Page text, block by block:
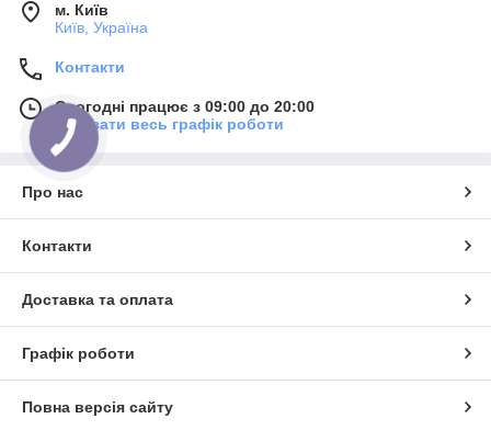
м. Київ
Київ, Україна
Контакти
Сьогодні працює з 09:00 до 20:00
Показати весь графік роботи
Про нас
Контакти
Доставка та оплата
Графік роботи
Повна версія сайту